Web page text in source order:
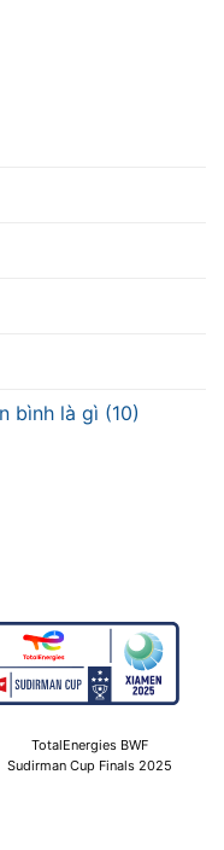
bình là gì (10)
TotalEnergies BWF
Sudirman Cup Finals 2025